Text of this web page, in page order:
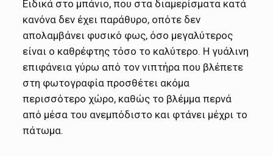
Ειδικά στο μπάνιο, που στα διαμερίσματα κατά
κανόνα δεν έχει παράθυρο, οπότε δεν
απολαμβάνει φυσικό φως, όσο μεγαλύτερος
είναι ο καθρέφτης τόσο το καλύτερο. Η γυάλινη
επιφάνεια γύρω από τον νιπτήρα που βλέπετε
στη φωτογραφία προσθέτει ακόμα
περισσότερο χώρο, καθώς το βλέμμα περνά
από μέσα του ανεμπόδιστο και φτάνει μέχρι το
πάτωμα.